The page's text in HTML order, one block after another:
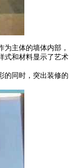
主体的墙体内部，
式和材料显示了艺术
的同时，突出装修的